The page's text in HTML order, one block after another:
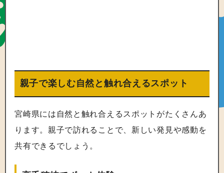
親子で楽しむ自然と触れ合えるスポット
宮崎県には自然と触れ合えるスポットがたくさんあ
ります。親子で訪れることで、新しい発見や感動を
共有できるでしょう。